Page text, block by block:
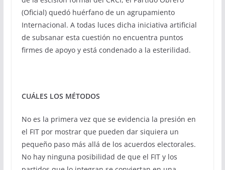
(Oficial) quedó huérfano de un agrupamiento
Internacional. A todas luces dicha iniciativa artificial
de subsanar esta cuestión no encuentra puntos
firmes de apoyo y está condenado a la esterilidad.
CUÁLES LOS MÉTODOS
No es la primera vez que se evidencia la presión en
el FIT por mostrar que pueden dar siquiera un
pequeño paso más allá de los acuerdos electorales.
No hay ninguna posibilidad de que el FIT y los